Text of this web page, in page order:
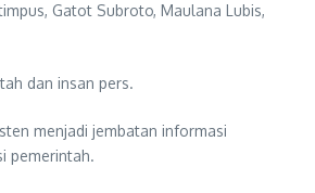
Gatot Subroto, Maulana Lubis,
dan insan pers.
menjadi jembatan informasi
pemerintah.